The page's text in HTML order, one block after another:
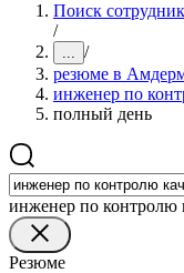
Поиск
/
... /
резюме в
инженер по
полный день
инженер по контролю
Резюме